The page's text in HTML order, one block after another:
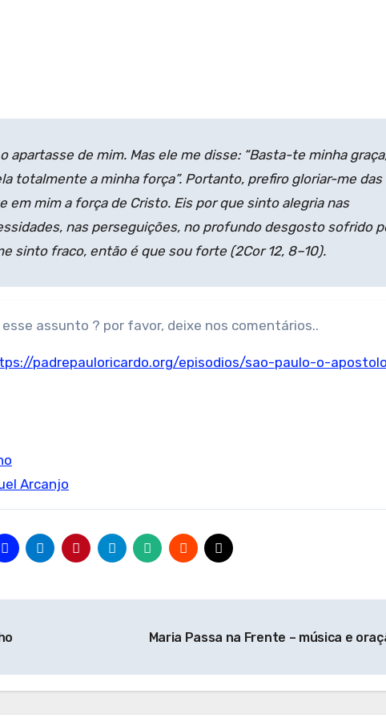
apartasse de mim. Mas ele me disse: “Basta-te minha
totalmente a minha força”. Portanto, prefiro gloriar-me das
em mim a força de Cristo. Eis por que sinto alegria nas
nas perseguições, no profundo desgosto sofrido
sinto fraco, então é que sou forte (2Cor12, 8–10).
assunto ? por favor, deixe nos comentários..
padrepauloricardo.org/episodios/sao-paulo-o-
Arcanjo
Maria Passa na Frente – música e